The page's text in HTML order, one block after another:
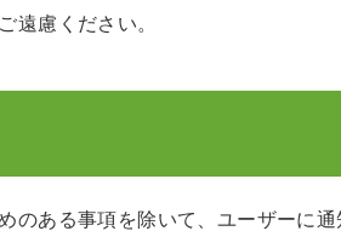
遠慮ください。
のある事項を除いて、ユーザーに通